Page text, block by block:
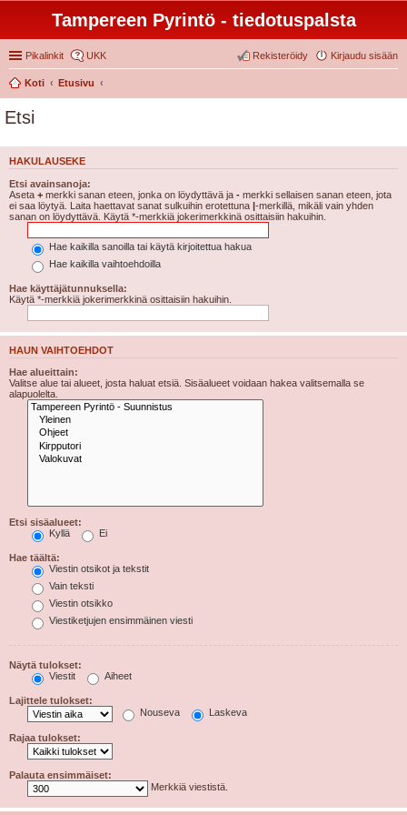
Tampereen Pyrintö - tiedotuspalsta
Pikalinkit UKK Kirjaudu sisään
Rekisteröidy
Koti Etusivu
Etsi
HAKULAUSEKE
Etsi avainsanoja:
Aseta + merkki sanan eteen, jonka on löydyttävä ja - merkki sellaisen sanan eteen, jota
ei saa löytyä. Laita haettavat sanat sulkuihin erotettuna |-merkillä, mikäli vain yhden
sanan on löydyttävä. Käytä *-merkkiä jokerimerkkinä osittaisiin hakuihin.
Hae kaikilla sanoilla tai käytä kirjoitettua hakua
Hae kaikilla vaihtoehdoilla
Hae käyttäjätunnuksella:
Käytä *-merkkiä jokerimerkkinä osittaisiin hakuihin.
HAUN VAIHTOEHDOT
Hae alueittain:
Valitse alue tai alueet, josta haluat etsiä. Sisäalueet voidaan hakea valitsemalla se
alapuolelta.
Etsi sisäalueet:
Kyllä
Ei
Hae täältä:
Viestin otsikot ja tekstit
Vain teksti
Viestin otsikko
Viestiketjujen ensimmäinen viesti
Näytä tulokset:
Viestit
Aiheet
Lajittele tulokset:
Nouseva
Laskeva
Rajaa tulokset:
Palauta ensimmäiset:
Merkkiä viestistä.